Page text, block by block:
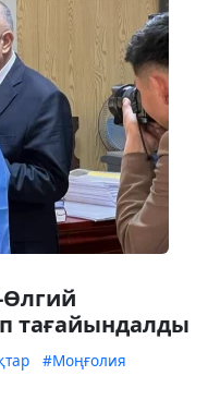
тағайындалды
#Моңғолия